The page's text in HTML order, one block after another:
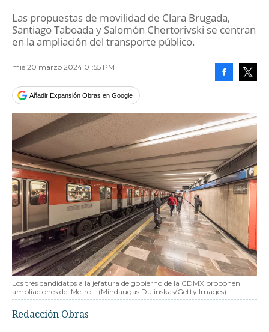
Las propuestas de movilidad de Clara Brugada,
Santiago Taboada y Salomón Chertorivski se centran
en la ampliación del transporte público.
mié 20 marzo 2024 01:55 PM
Añadir Expansión Obras en Google
Los tres candidatos a la jefatura de gobierno de la CDMX proponen
ampliaciones del Metro.
(Mindaugas Dulinskas/Getty Images)
Redacción Obras